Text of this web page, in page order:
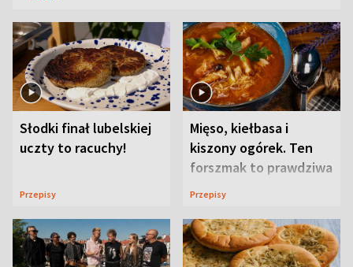
Słodki finał lubelskiej
uczty to racuchy!
Przepisy
Mięso, kiełbasa i
kiszony ogórek. Ten
forszmak to prawdziwa
uczta
Przepisy